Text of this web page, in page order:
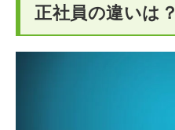
正社員の違いは？